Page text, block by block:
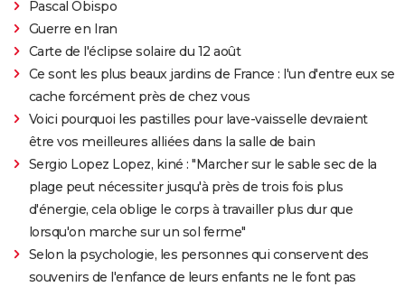
Pascal Obispo
Guerre en Iran
Carte de l'éclipse solaire du 12 août
Ce sont les plus beaux jardins de France : l'un d'entre eux se
cache forcément près de chez vous
Voici pourquoi les pastilles pour lave-vaisselle devraient
être vos meilleures alliées dans la salle de bain
Sergio Lopez Lopez, kiné : "Marcher sur le sable sec de la
plage peut nécessiter jusqu'à près de trois fois plus
d'énergie, cela oblige le corps à travailler plus dur que
lorsqu'on marche sur un sol ferme"
Selon la psychologie, les personnes qui conservent des
souvenirs de l'enfance de leurs enfants ne le font pas